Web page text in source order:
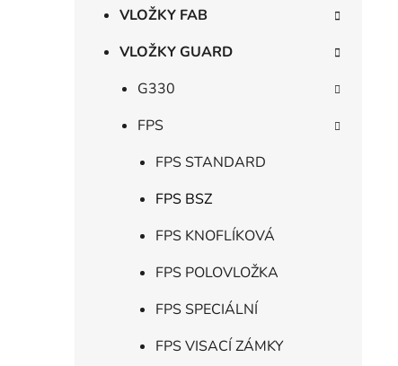
VLOŽKY FAB
VLOŽKY GUARD
G330
FPS
FPS STANDARD
FPS BSZ
FPS KNOFLÍKOVÁ
FPS POLOVLOŽKA
FPS SPECIÁLNÍ
FPS VISACÍ ZÁMKY